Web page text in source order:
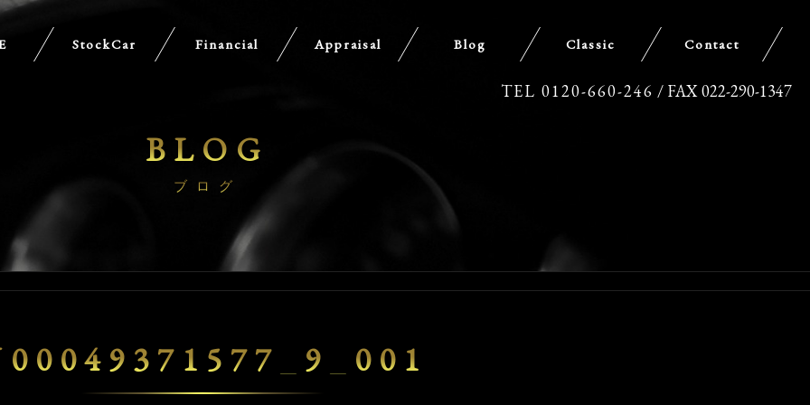
TEL 0120-660-246 / FAX 022-290-1347
StockCar Financial Appraisal Blog Classic Contact
BLOG
ブログ